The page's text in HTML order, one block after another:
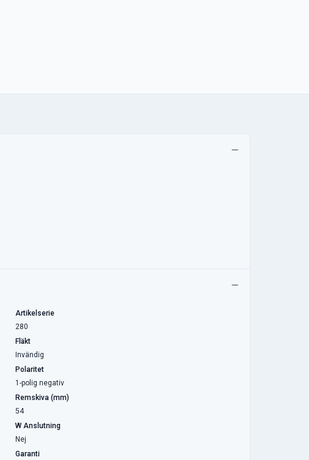
Artikelserie
280
Fläkt
Invändig
Polaritet
1-polig negativ
Remskiva (mm)
54
W Anslutning
Nej
Garanti